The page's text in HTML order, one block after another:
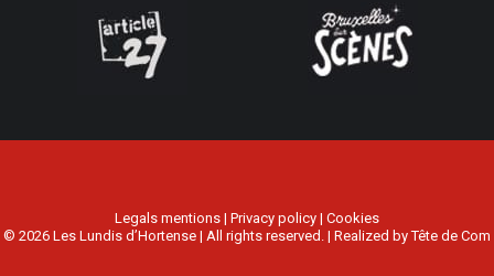
Legals mentions | Privacy policy | Cookies
© 2026 Les Lundis d’Hortense | All rights reserved. | Realized byTête de Com